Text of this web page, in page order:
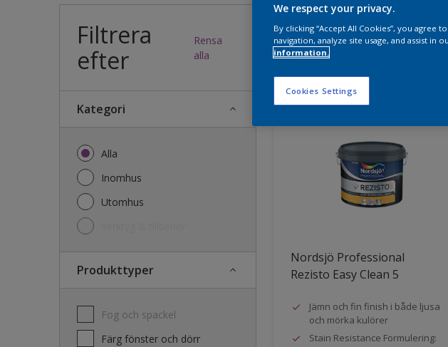
Filtrera
efter
Rensa
alla
Kategori
Alla
Inomhus
Utomhus
Produkttyper
Fog och spackel
Färg fönster och dörr
Vilka produkter
34produkter hittade
Nordsjö Professional
Rezisto Easy Clean 5
Jämn och fin finish i både ljusa
och mörka kulörer
Stain Resistance Formulering:
We respect your privacy.
By clicking “Accept All Cookies”, you
navigation, analyze site usage, and assist in
information.
Cookies Settings